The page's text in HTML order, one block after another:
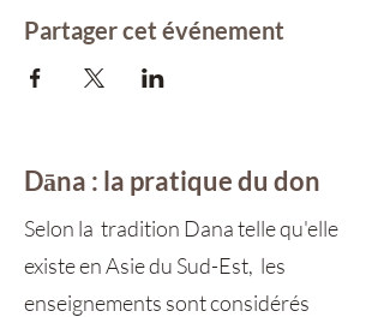
Partager cet événement
Dāna : la pratique du don
Selon la tradition Dana telle qu'elle
existe en Asie du Sud-Est, les
enseignements sont considérés